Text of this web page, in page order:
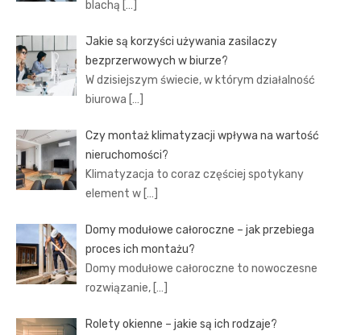
blachą […]
Jakie są korzyści używania zasilaczy
bezprzerwowych w biurze?
W dzisiejszym świecie, w którym działalność
biurowa […]
Czy montaż klimatyzacji wpływa na wartość
nieruchomości?
Klimatyzacja to coraz częściej spotykany
element w […]
Domy modułowe całoroczne – jak przebiega
proces ich montażu?
Domy modułowe całoroczne to nowoczesne
rozwiązanie, […]
Rolety okienne – jakie są ich rodzaje?